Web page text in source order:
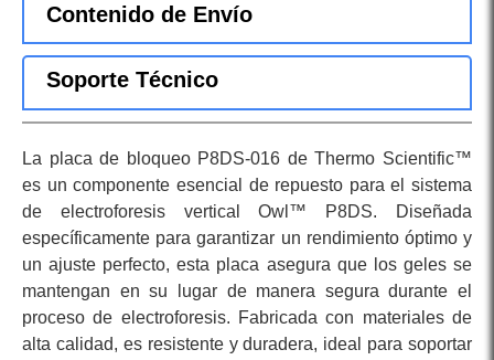
Contenido de Envío
Soporte Técnico
La placa de bloqueo P8DS-016 de Thermo Scientific™
es un componente esencial de repuesto para el sistema
de electroforesis vertical Owl™ P8DS. Diseñada
específicamente para garantizar un rendimiento óptimo y
un ajuste perfecto, esta placa asegura que los geles se
mantengan en su lugar de manera segura durante el
proceso de electroforesis. Fabricada con materiales de
alta calidad, es resistente y duradera, ideal para soportar